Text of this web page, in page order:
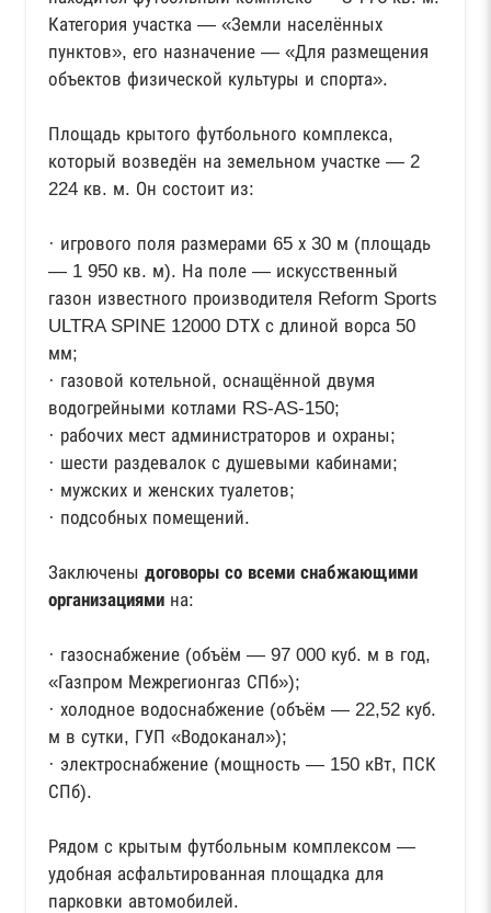
Категория участка — «Земли населённых
пунктов», его назначение — «Для размещения
объектов физической культуры и спорта».
Площадь крытого футбольного комплекса,
который возведён на земельном участке — 2
224 кв. м. Он состоит из:
· игрового поля размерами 65 х 30 м (площадь
— 1 950 кв. м). На поле — искусственный
газон известного производителя Reform Sports
ULTRA SPINE 12000 DTХ с длиной ворса 50
мм;
· газовой котельной, оснащённой двумя
водогрейными котлами RS-AS-150;
· рабочих мест администраторов и охраны;
· шести раздевалок с душевыми кабинами;
· мужских и женских туалетов;
· подсобных помещений.
Заключены договоры со всеми снабжающими
организациями на:
· газоснабжение (объём — 97 000 куб. м в год,
«Газпром Межрегионгаз СПб»);
· холодное водоснабжение (объём — 22,52 куб.
м в сутки, ГУП «Водоканал»);
· электроснабжение (мощность — 150 кВт, ПСК
СПб).
Рядом с крытым футбольным комплексом —
удобная асфальтированная площадка для
парковки автомобилей.